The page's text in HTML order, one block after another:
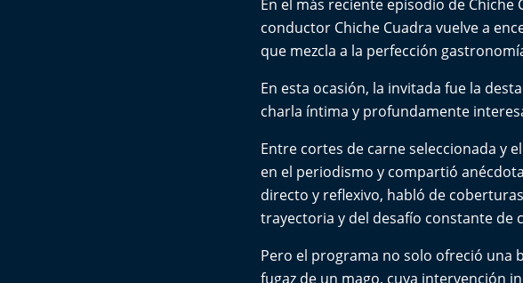
En el más reciente episodio de Chiche
conductor Chiche Cuadra vuelve a
que mezcla a la perfección
En esta ocasión, la invitada fue la
charla íntima y profundamente
Entre cortes de carne seleccionada y
en el periodismo y compartió
directo y reflexivo, habló de
trayectoria y del desafío constante
Pero el programa no solo ofreció una
fugaz de un mago, cuya intervención